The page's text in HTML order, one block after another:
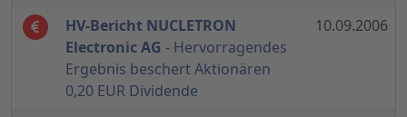
HV-Bericht NUCLETRON
Electronic AG - Hervorragendes
Ergebnis beschert Aktionären
0,20 EUR Dividende
10.09.2006